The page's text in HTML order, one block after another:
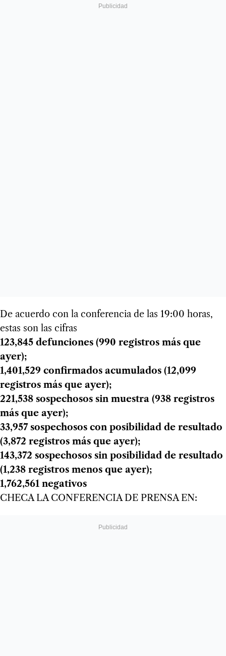
De acuerdo con la conferencia de las 19:00 horas,
estas son las cifras
123,845 defunciones (990 registros más que
ayer);
1,401,529 confirmados acumulados (12,099
registros más que ayer);
221,538 sospechosos sin muestra (938 registros
más que ayer);
33,957 sospechosos con posibilidad de resultado
(3,872 registros más que ayer);
143,372 sospechosos sin posibilidad de resultado
(1,238 registros menos que ayer);
1,762,561 negativos
CHECA LA CONFERENCIA DE PRENSA EN: